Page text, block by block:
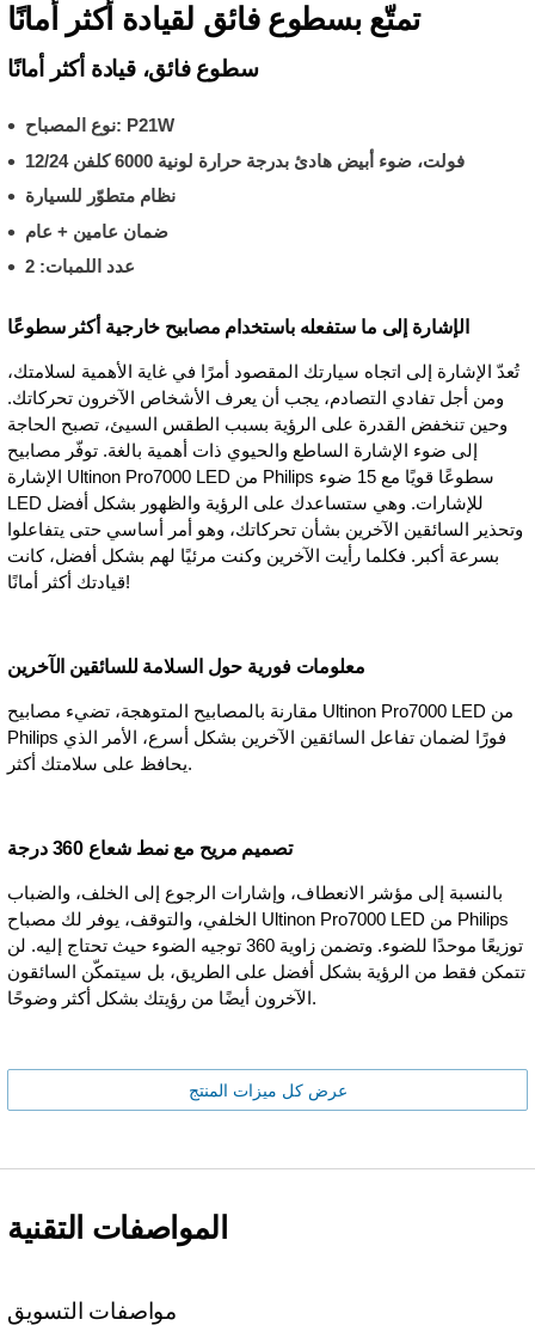
تمتّع بسطوع فائق لقيادة أكثر أمانًا
سطوع فائق، قيادة أكثر أمانًا
نوع المصباح: P21W
12/24 فولت، ضوء أبيض هادئ بدرجة حرارة لونية 6000 كلفن
نظام متطوّر للسيارة
ضمان عامين + عام
عدد اللمبات: 2
الإشارة إلى ما ستفعله باستخدام مصابيح خارجية أكثر سطوعًا
تُعدّ الإشارة إلى اتجاه سيارتك المقصود أمرًا في غاية الأهمية لسلامتك،
ومن أجل تفادي التصادم، يجب أن يعرف الأشخاص الآخرون تحركاتك.
وحين تنخفض القدرة على الرؤية بسبب الطقس السيئ، تصبح الحاجة
إلى ضوء الإشارة الساطع والحيوي ذات أهمية بالغة. توفّر مصابيح
الإشارة Ultinon Pro7000 LED من Philips سطوعًا قويًا مع 15 ضوء
LED للإشارات. وهي ستساعدك على الرؤية والظهور بشكل أفضل
وتحذير السائقين الآخرين بشأن تحركاتك، وهو أمر أساسي حتى يتفاعلوا
بسرعة أكبر. فكلما رأيت الآخرين وكنت مرئيًا لهم بشكل أفضل، كانت
قيادتك أكثر أمانًا!
معلومات فورية حول السلامة للسائقين الآخرين
مقارنة بالمصابيح المتوهجة، تضيء مصابيح Ultinon Pro7000 LED من
Philips فورًا لضمان تفاعل السائقين الآخرين بشكل أسرع، الأمر الذي
يحافظ على سلامتك أكثر.
تصميم مريح مع نمط شعاع 360 درجة
بالنسبة إلى مؤشر الانعطاف، وإشارات الرجوع إلى الخلف، والضباب
الخلفي، والتوقف، يوفر لك مصباح Ultinon Pro7000 LED من Philips
توزيعًا موحدًا للضوء. وتضمن زاوية 360 توجيه الضوء حيث تحتاج إليه. لن
تتمكن فقط من الرؤية بشكل أفضل على الطريق، بل سيتمكّن السائقون
الآخرون أيضًا من رؤيتك بشكل أكثر وضوحًا.
عرض كل ميزات المنتج
المواصفات التقنية
مواصفات التسويق